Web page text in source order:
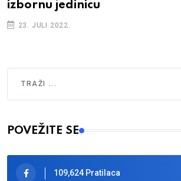
izbornu jedinicu
23. JULI 2022.
Type 2 or more characters for results.
POVEŽITE SE
109,624 Pratilaca